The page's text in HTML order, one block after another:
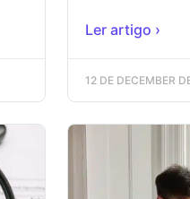
Ler artigo ›
12 DE DECEMBER